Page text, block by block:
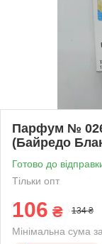
Парфум №
(Байредо
Готово до
Тільки опт
106 ₴ 134 ₴
Мінімальна сума